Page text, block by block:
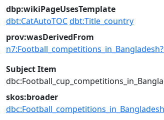
dbp:wikiPageUsesTemplate
dbt:CatAutoTOCdbt:Title_country
prov:wasDerivedFrom
Subject Item
skos:broader
dbc:Football_competitions_in_Bangladesh